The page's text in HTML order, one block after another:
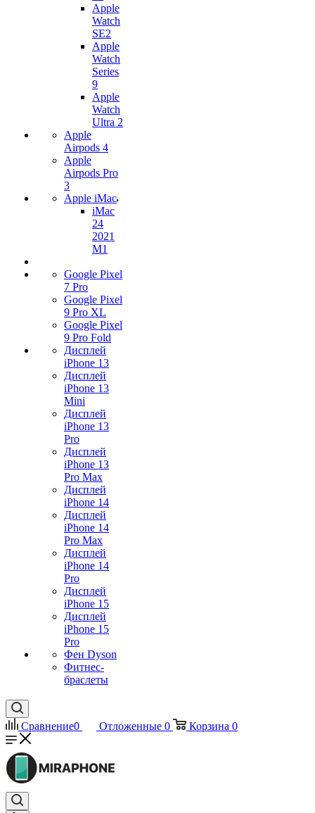
Apple
Watch
SE2
Apple
Watch
Series
9
Apple
Watch
Ultra 2
Apple
Airpods 4
Apple
Airpods Pro
3
Apple iMac
iMac
24
2021
M1
Google Pixel
7 Pro
Google Pixel
9 Pro XL
Google Pixel
9 Pro Fold
Дисплей
iPhone 13
Дисплей
iPhone 13
Mini
Дисплей
iPhone 13
Pro
Дисплей
iPhone 13
Pro Max
Дисплей
iPhone 14
Дисплей
iPhone 14
Pro Max
Дисплей
iPhone 14
Pro
Дисплей
iPhone 15
Дисплей
iPhone 15
Pro
Фен Dyson
Фитнес-
браслеты
Сравнение0 Отложенные 0 Корзина 0